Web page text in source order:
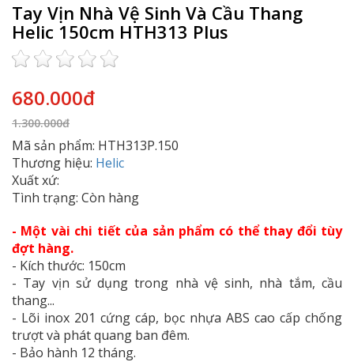
Tay Vịn Nhà Vệ Sinh Và Cầu Thang
Helic 150cm HTH313 Plus
680.000đ
1.300.000đ
Mã sản phẩm: HTH313P.150
Thương hiệu: Helic
Xuất xứ:
Tình trạng: Còn hàng
- Một vài chi tiết của sản phẩm có thể thay đổi tùy
đợt hàng.
- Kích thước: 150cm
- Tay vịn sử dụng trong nhà vệ sinh, nhà tắm, cầu
thang...
- Lõi inox 201 cứng cáp, bọc nhựa ABS cao cấp chống
trượt và phát quang ban đêm.
- Bảo hành 12 tháng.